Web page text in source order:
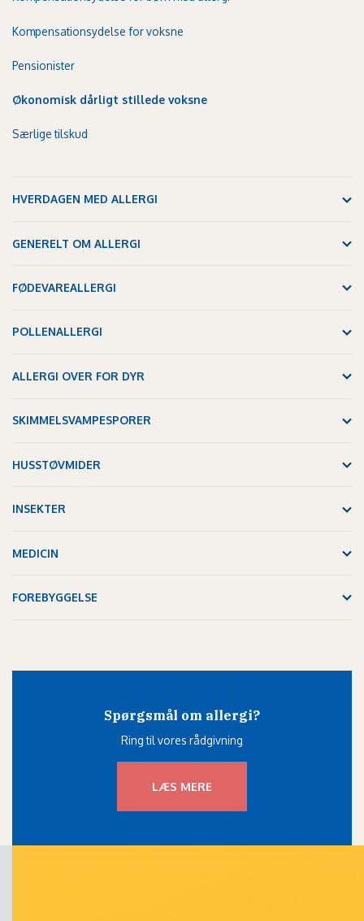
Kompensationsydelse for voksne
Pensionister
Økonomisk dårligt stillede voksne
Særlige tilskud
HVERDAGEN MED ALLERGI
GENERELT OM ALLERGI
FØDEVAREALLERGI
POLLENALLERGI
ALLERGI OVER FOR DYR
SKIMMELSVAMPESPORER
HUSSTØVMIDER
INSEKTER
MEDICIN
FOREBYGGELSE
Spørgsmål om allergi?
Ring til vores rådgivning
LÆS MERE